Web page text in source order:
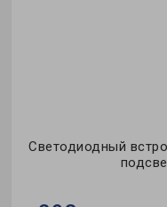
Светодиодный